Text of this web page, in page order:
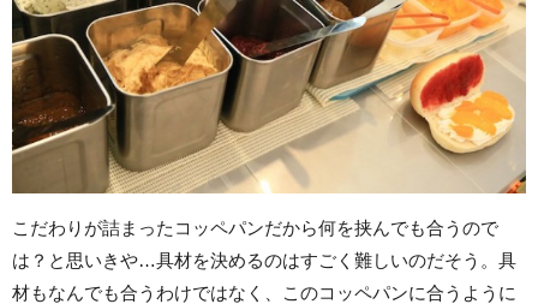
こだわりが詰まったコッペパンだから何を挟んでも合うので
は？と思いきや…具材を決めるのはすごく難しいのだそう。具
材もなんでも合うわけではなく、このコッペパンに合うように